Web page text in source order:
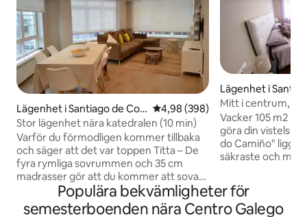
Lägenhet i Santiago de Co
mpostela
4,98 av 5 i genomsnittligt
4,98 (398)
Stor lägenhet nära katedralen (10 min)
Varför du förmodligen kommer tillbaka
och säger att det var toppen Titta – De
fyra rymliga sovrummen och 35 cm
madrasser gör att du kommer att sova
riktigt bra. Inte "okej" bra. Djup, ordentlig
vila. Två kompletta badrum med duschar
Lägenhet i
mpostela
Mitt i centrum,
Vacker 105 m2
göra din vistelse i
do Camiño"
säkraste och
buss-taxi
det galiciska
det historiska
Populära bekvämligheter för
semesterboenden nära Centro Galego